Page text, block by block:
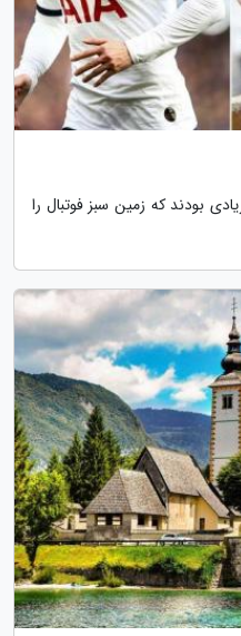
بودند که زمین سبز فوتبال را